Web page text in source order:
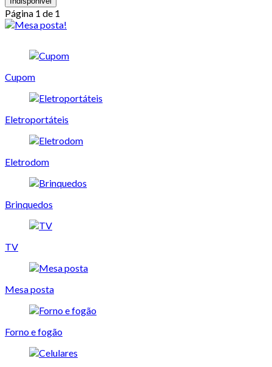
Página 1 de 1
Cupom
Eletroportáteis
Eletrodom
Brinquedos
TV
Mesa posta
Forno e fogão